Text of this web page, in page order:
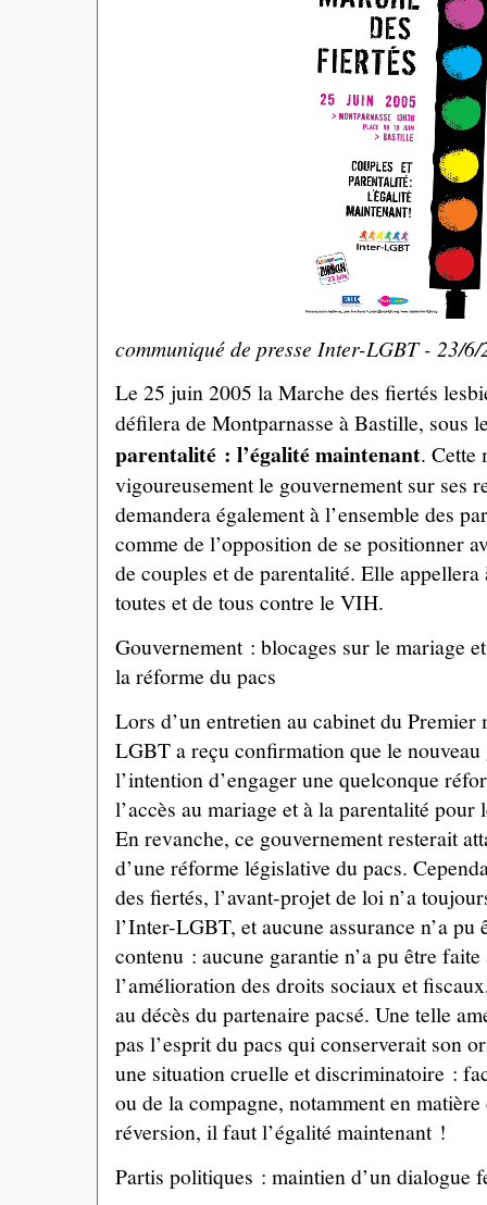
communiqué de presse Inter-LGBT - 23/6/
Le 25 juin 2005 la Marche des fiertés
défilera de Montparnasse à Bastille, sous
parentalité : l’égalité maintenant. Cette
vigoureusement le gouvernement sur ses
demandera également à l’ensemble des
comme de l’opposition de se positionner
de couples et de parentalité. Elle
toutes et de tous contre le VIH.
Gouvernement : blocages sur le mariage
la réforme du pacs
Lors d’un entretien au cabinet du
LGBT a reçu confirmation que le nouveau
l’intention d’engager une quelconque
l’accès au mariage et à la parentalité pour
En revanche, ce gouvernement resterait
d’une réforme législative du pacs.
des fiertés, l’avant-projet de loi n’a
l’Inter-LGBT, et aucune assurance n’a pu
contenu : aucune garantie n’a pu être
l’amélioration des droits sociaux et
au décès du partenaire pacsé. Une telle
pas l’esprit du pacs qui conserverait son
une situation cruelle et discriminatoire :
ou de la compagne, notamment en
réversion, il faut l’égalité maintenant !
Partis politiques : maintien d’un dialogue